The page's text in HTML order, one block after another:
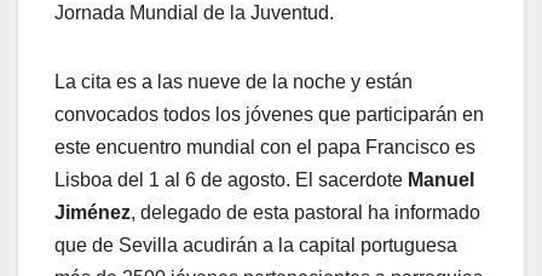
Jornada Mundial de la Juventud.
La cita es a las nueve de la noche y están
convocados todos los jóvenes que participarán en
este encuentro mundial con el papa Francisco es
Lisboa del 1 al 6 de agosto. El sacerdote Manuel
Jiménez, delegado de esta pastoral ha informado
que de Sevilla acudirán a la capital portuguesa